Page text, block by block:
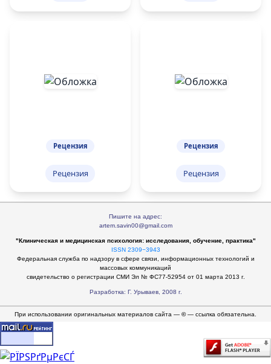
Рецензия
Рецензия
Рецензия
Рецензия
Пишите на адрес:
artem.savin00@gmail.com
"Клиническая и медицинская психология: исследования, обучение, практика"
ISSN 2309−3943
Федеральная служба по надзору в сфере связи, информационных технологий и
массовых коммуникаций
свидетельство о регистрации СМИ Эл № ФС77-52954 от 01 марта 2013 г.
Разработка: Г. Урываев, 2008 г.
При использовании оригинальных материалов сайта — ©— ссылка обязательна.